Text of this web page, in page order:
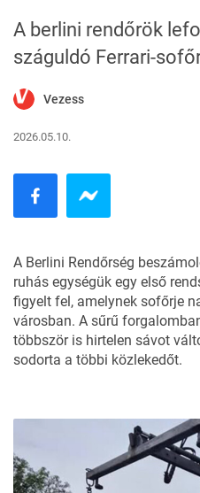
A berlini rendőrök
száguldó Ferrari-
Vezess
2026.05.10.
A Berlini Rendőrség
ruhás egységük egy első
figyelt fel, amelynek sofőrje
városban. A sűrű
többször is hirtelen sávot
sodorta a többi közlekedőt.